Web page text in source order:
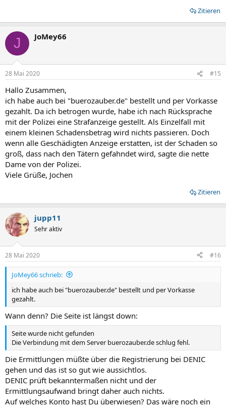
Zitieren
J JoMey66
28 Mai 2020 #15
Hallo Zusammen,
ich habe auch bei "buerozauber.de" bestellt und per Vorkasse
gezahlt. Da ich betrogen wurde, habe ich nach Rücksprache
mit der Polizei eine Strafanzeige gestellt. Als Einzelfall mit
einem kleinen Schadensbetrag wird nichts passieren. Doch
wenn alle Geschädigten Anzeige erstatten, ist der Schaden so
groß, dass nach den Tätern gefahndet wird, sagte die nette
Dame von der Polizei.
Viele Grüße, Jochen
Zitieren
jupp11
Sehr aktiv
28 Mai 2020 #16
JoMey66 schrieb:
ich habe auch bei "buerozauber.de" bestellt und per Vorkasse
gezahlt.
Wann denn? Die Seite ist längst down:
Seite wurde nicht gefunden
Die Verbindung mit dem Server buerozauber.de schlug fehl.
Die Ermittlungen müßte über die Registrierung bei DENIC
gehen und das ist so gut wie aussichtlos.
DENIC prüft bekanntermaßen nicht und der
Ermittlungsaufwand bringt daher auch nichts.
Auf welches Konto hast Du überwiesen? Das wäre noch ein